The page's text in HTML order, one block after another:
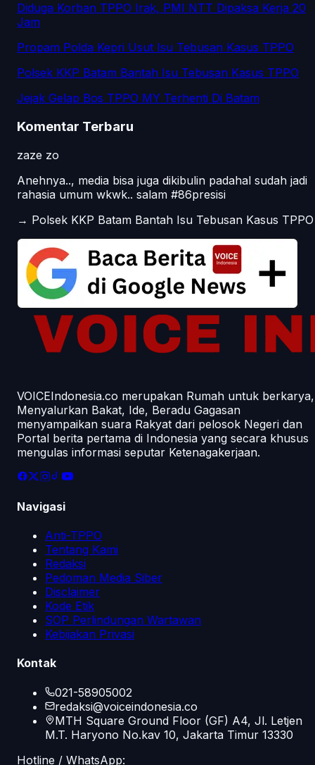
Diduga Korban TPPO Irak, PMI NTT Dipaksa Kerja 20
Jam
Propam Polda Kepri Usut Isu Tebusan Kasus TPPO
Polsek KKP Batam Bantah Isu Tebusan Kasus TPPO
Jejak Gelap Bos TPPO MY Terhenti Di Batam
Komentar Terbaru
zaze zo
Anehnya.., media bisa juga dikibulin padahal sudah jadi
rahasia umum wkwk.. salam #86presisi
→ Polsek KKP Batam Bantah Isu Tebusan Kasus TPPO
VOICEIndonesia.co merupakan Rumah untuk berkarya,
Menyalurkan Bakat, Ide, Beradu Gagasan
menyampaikan suara Rakyat dari pelosok Negeri dan
Portal berita pertama di Indonesia yang secara khusus
mengulas informasi seputar Ketenagakerjaan.
Navigasi
Anti-TPPO
Tentang Kami
Redaksi
Pedoman Media Siber
Disclaimer
Kode Etik
SOP Perlindungan Wartawan
Kebijakan Privasi
Kontak
021-58905002
redaksi@voiceindonesia.co
MTH Square Ground Floor (GF) A4, Jl. Letjen
M.T. Haryono No.kav 10, Jakarta Timur 13330
Hotline / WhatsApp: